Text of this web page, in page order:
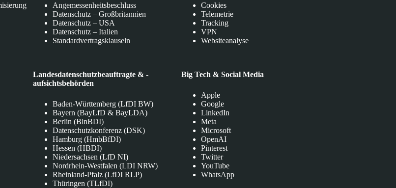
Angemessenheitsbeschluss
Datenschutz – Großbritannien
Datenschutz – USA
Datenschutz – Italien
Standardvertragsklauseln
Landesdatenschutzbeauftragte & -
aufsichtsbehörden
Baden-Württemberg (LfDI BW)
Bayern (BayLfD & BayLDA)
Berlin (BlnBDI)
Datenschutzkonferenz (DSK)
Hamburg (HmbBfDI)
Hessen (HBDI)
Niedersachsen (LfD NI)
Nordrhein-Westfalen (LDI NRW)
Rheinland-Pfalz (LfDI RLP)
Thüringen (TLfDI)
Cookies
Telemetrie
Tracking
VPN
Websiteanalyse
Big Tech & Social Media
Apple
Google
LinkedIn
Meta
Microsoft
OpenAI
Pinterest
Twitter
YouTube
WhatsApp